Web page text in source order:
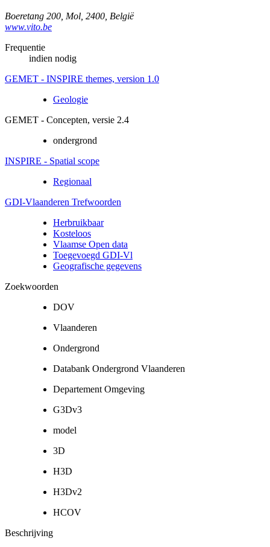
Boeretang 200 Mol 2400 België
www.vito.be
Frequentie
indien nodig
GEMET - INSPIRE themes, version 1.0
Geologie
GEMET - Concepten, versie 2.4
ondergrond
INSPIRE - Spatial scope
Regionaal
GDI-Vlaanderen Trefwoorden
Herbruikbaar
Kosteloos
Vlaamse Open data
Toegevoegd GDI-Vl
Geografische gegevens
Zoekwoorden
DOV
Vlaanderen
Ondergrond
Databank Ondergrond Vlaanderen
Departement Omgeving
G3Dv3
model
3D
H3D
H3Dv2
HCOV
Beschrijving